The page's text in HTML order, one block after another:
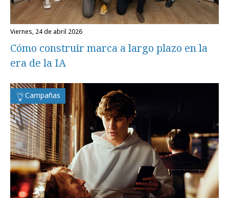
viernes, 24 de abril 2026
Cómo construir marca a largo plazo en la
era de la IA
Campañas